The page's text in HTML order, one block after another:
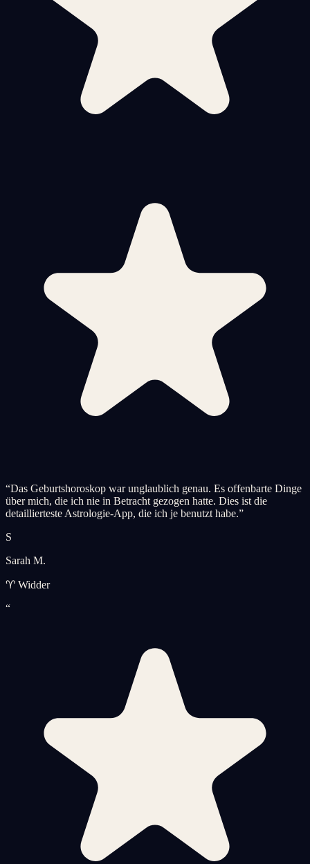
“Das Geburtshoroskop war unglaublich genau. Es offenbarte Dinge
über mich, die ich nie in Betracht gezogen hatte. Dies ist die
detaillierteste Astrologie-App, die ich je benutzt habe.”
S
Sarah M.
♈ Widder
“